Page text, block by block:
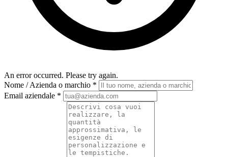
An error occurred. Please try again.
Nome / Azienda o marchio *
Email aziendale *